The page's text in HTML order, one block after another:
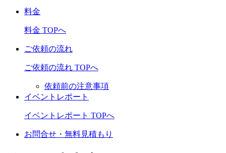
料金
料金 TOPへ
ご依頼の流れ
ご依頼の流れ TOPへ
依頼前の注意事項
イベントレポート
イベントレポート TOPへ
お問合せ・無料見積もり